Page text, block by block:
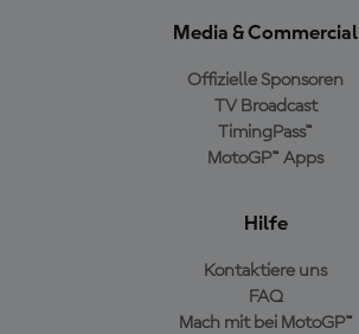
Media & Commercial
Offizielle Sponsoren
TV Broadcast
TimingPass™
MotoGP™ Apps
Hilfe
Kontaktiere uns
FAQ
Mach mit bei MotoGP™